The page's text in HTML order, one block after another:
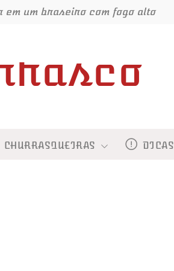
um braseiro com fogo alto
CHURRASQUEIRAS DICAS